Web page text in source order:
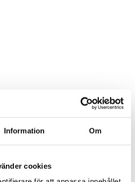
Information Om
cookies